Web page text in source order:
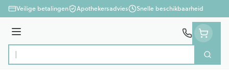
Ga naar de inhoud
Veilige betalingen Apothekersadvies Snelle beschikbaarheid
Menu
Product, merk, categorie... Zoek